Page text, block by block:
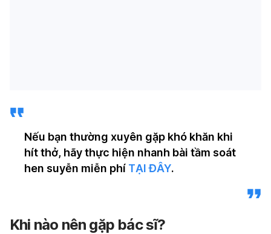
Nếu bạn thường xuyên gặp khó khăn khi
hít thở, hãy thực hiện nhanh bài tầm soát
hen suyễn miễn phí TẠI ĐÂY.
Khi nào nên gặp bác sĩ?